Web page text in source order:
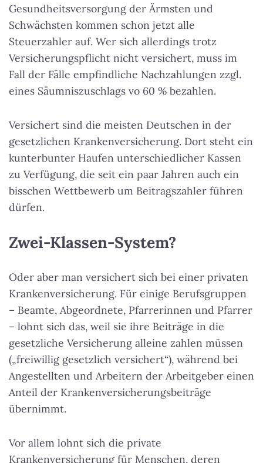
Gesundheitsversorgung der Ärmsten und
Schwächsten kommen schon jetzt alle
Steuerzahler auf. Wer sich allerdings trotz
Versicherungspflicht nicht versichert, muss im
Fall der Fälle empfindliche Nachzahlungen zzgl.
eines Säumniszuschlags vo 60 % bezahlen.
Versichert sind die meisten Deutschen in der
gesetzlichen Krankenversicherung. Dort steht ein
kunterbunter Haufen unterschiedlicher Kassen
zu Verfügung, die seit ein paar Jahren auch ein
bisschen Wettbewerb um Beitragszahler führen
dürfen.
Zwei-Klassen-System?
Oder aber man versichert sich bei einer privaten
Krankenversicherung. Für einige Berufsgruppen
– Beamte, Abgeordnete, Pfarrerinnen und Pfarrer
– lohnt sich das, weil sie ihre Beiträge in die
gesetzliche Versicherung alleine zahlen müssen
(„freiwillig gesetzlich versichert“), während bei
Angestellten und Arbeitern der Arbeitgeber einen
Anteil der Krankenversicherungsbeiträge
übernimmt.
Vor allem lohnt sich die private
Krankenversicherung für Menschen, deren